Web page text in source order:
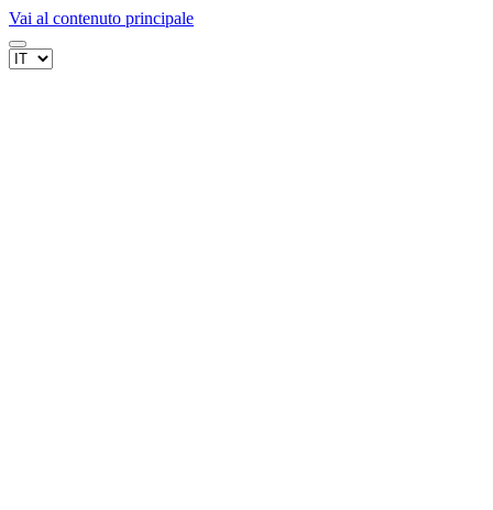
Vai al contenuto principale